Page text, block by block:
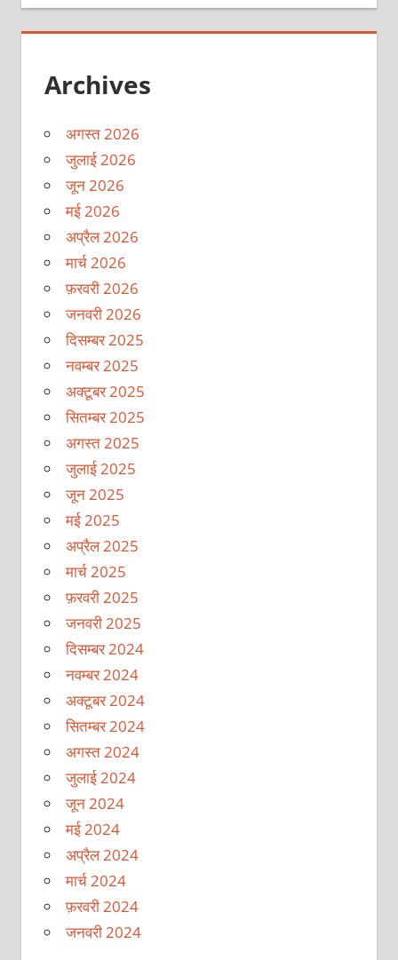
Archives
अगस्त 2026
जुलाई 2026
जून 2026
मई 2026
अप्रैल 2026
मार्च 2026
फ़रवरी 2026
जनवरी 2026
दिसम्बर 2025
नवम्बर 2025
अक्टूबर 2025
सितम्बर 2025
अगस्त 2025
जुलाई 2025
जून 2025
मई 2025
अप्रैल 2025
मार्च 2025
फ़रवरी 2025
जनवरी 2025
दिसम्बर 2024
नवम्बर 2024
अक्टूबर 2024
सितम्बर 2024
अगस्त 2024
जुलाई 2024
जून 2024
मई 2024
अप्रैल 2024
मार्च 2024
फ़रवरी 2024
जनवरी 2024